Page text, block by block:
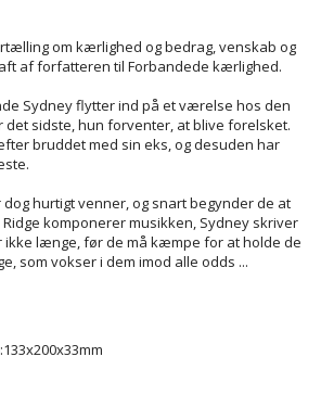
om kærlighed og bedrag, venskab og
af forfatteren til Forbandede kærlighed.
Sydney flytter ind på et værelse hos den
det sidste, hun forventer, at blive forelsket.
bruddet med sin eks, og desuden har
dog hurtigt venner, og snart begynder de at
komponerer musikken, Sydney skriver
ikke længe, før de må kæmpe for at holde de
som vokser i dem imod alle odds ...